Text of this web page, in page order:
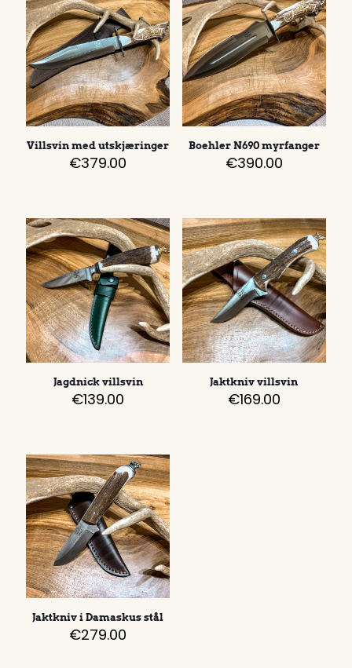
Villsvin med utskjæringer
€379.00
Boehler N690 myrfanger
€390.00
Jagdnick villsvin
€139.00
Jaktkniv villsvin
€169.00
Jaktkniv i Damaskus stål
€279.00